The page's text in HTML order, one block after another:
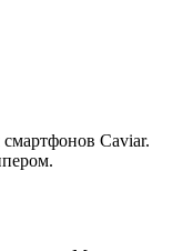
Caviar.